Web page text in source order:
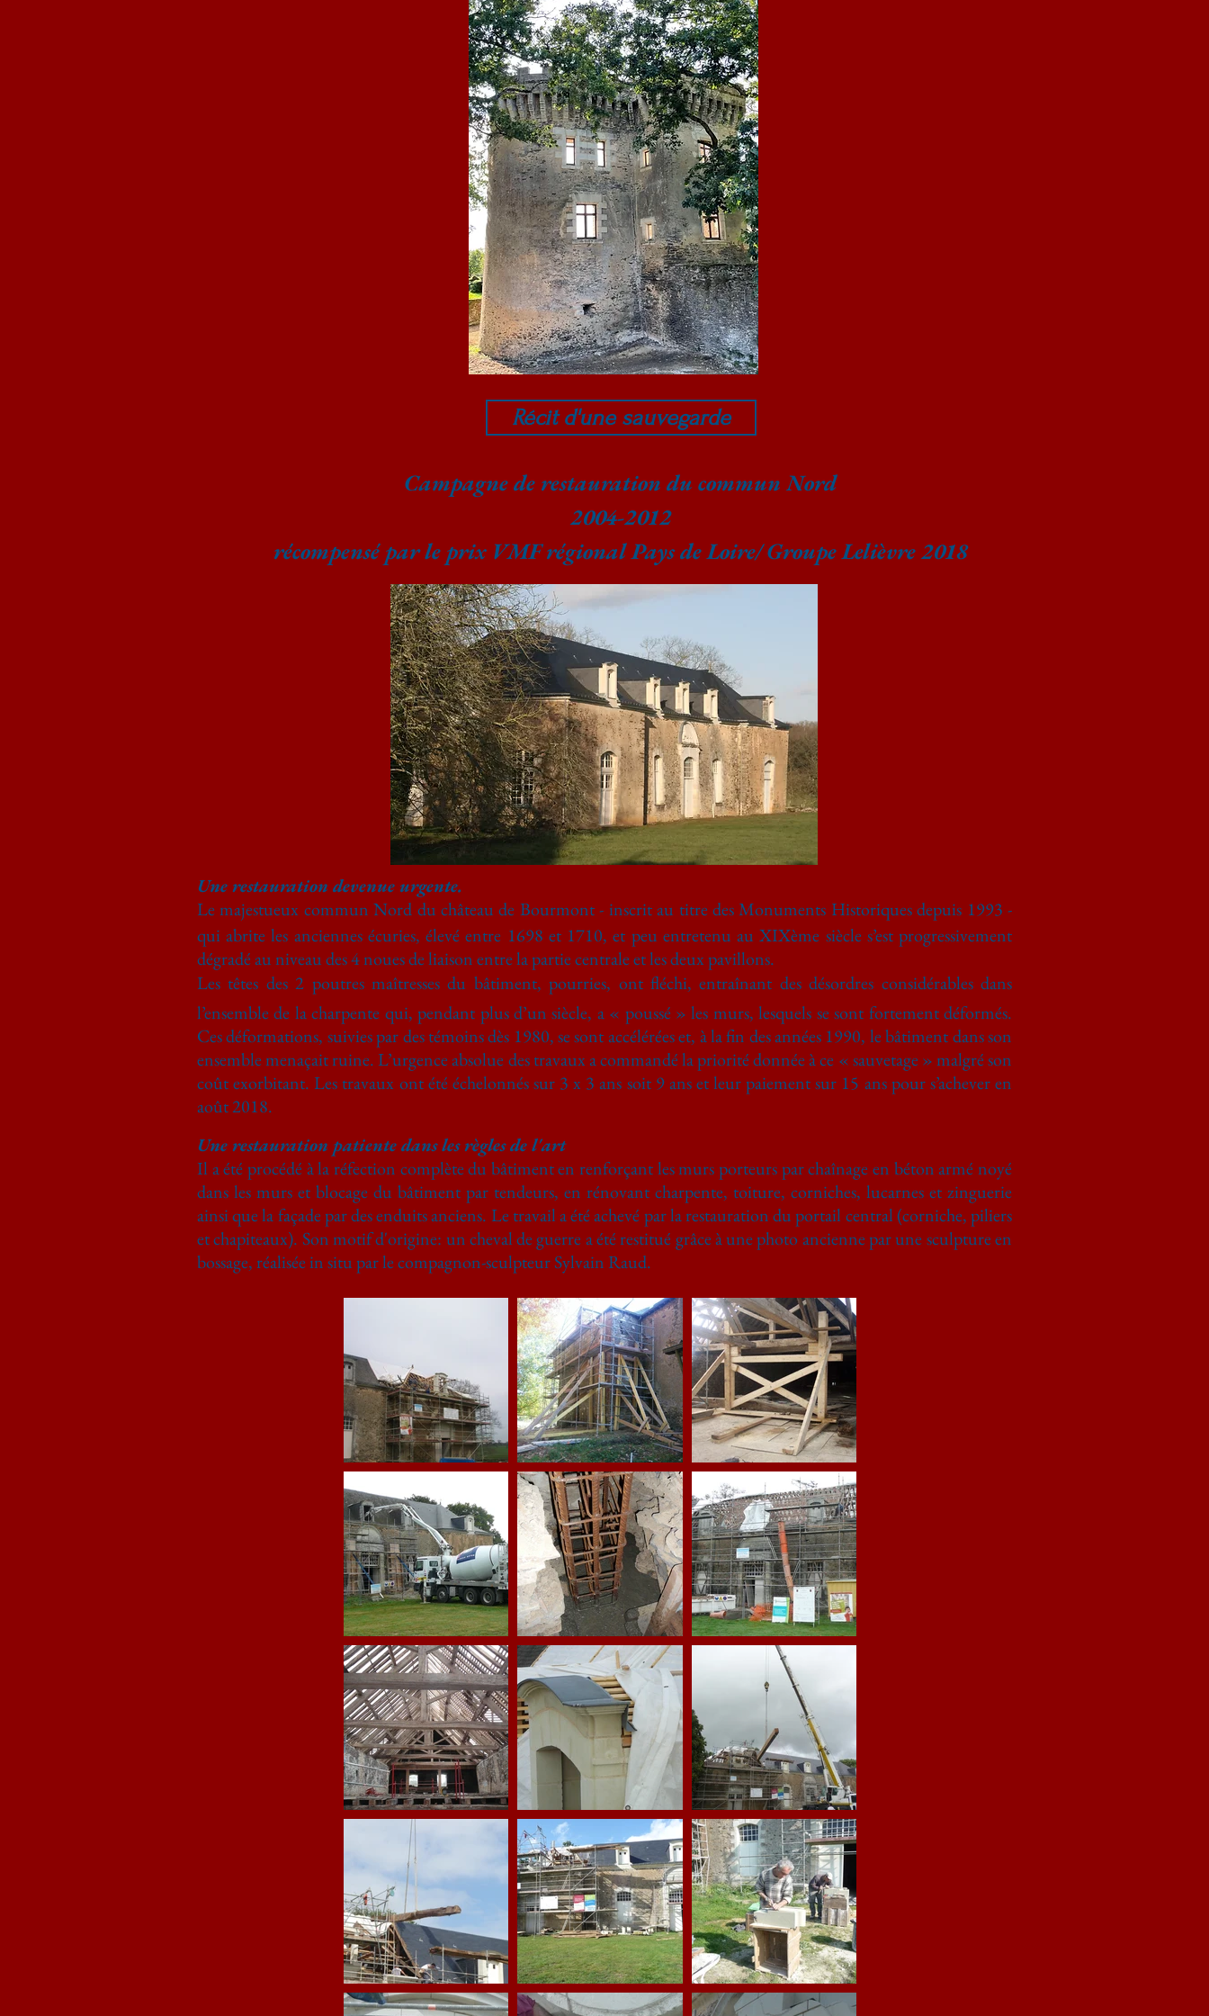
Récit d'une sauvegarde
Campagne de restauration du commun Nord
2004-2012
récompensé par le prix VMF régional Pays de Loire/ Groupe Lelièvre 2018
Une restauration devenue urgente.
Le majestueux commun Nord du château de Bourmont - inscrit au titre des Monuments Historiques depuis 1993 -
qui abrite les anciennes écuries, élevé entre 1698 et 1710, et peu entretenu au XIXème siècle s’est progressivement
dégradé au niveau des 4 noues de liaison entre la partie centrale et les deux pavillons.
Les têtes des 2 poutres maîtresses du bâtiment, pourries, ont fléchi, entraînant des désordres considérables dans
l’ensemble de la charpente qui, pendant plus d’un siècle, a « poussé » les murs, lesquels se sont fortement déformés.
Ces déformations, suivies par des témoins dès 1980, se sont accélérées et, à la fin des années 1990, le bâtiment dans son
ensemble menaçait ruine. L’urgence absolue des travaux a commandé la priorité donnée à ce « sauvetage » malgré son
coût exorbitant. Les travaux ont été échelonnés sur 3 x 3 ans soit 9 ans et leur paiement sur 15 ans pour s’achever en
août 2018.
Une restauration patiente dans les règles de l'art
Il a été procédé à la réfection complète du bâtiment en renforçant les murs porteurs par chaînage en béton armé noyé
dans les murs et blocage du bâtiment par tendeurs, en rénovant charpente, toiture, corniches, lucarnes et zinguerie
ainsi que la façade par des enduits anciens. Le travail a été achevé par la restauration du portail central (corniche, piliers
et chapiteaux). Son motif d'origine: un cheval de guerre a été restitué grâce à une photo ancienne par une sculpture en
bossage, réalisée in situ par le compagnon-sculpteur Sylvain Raud.